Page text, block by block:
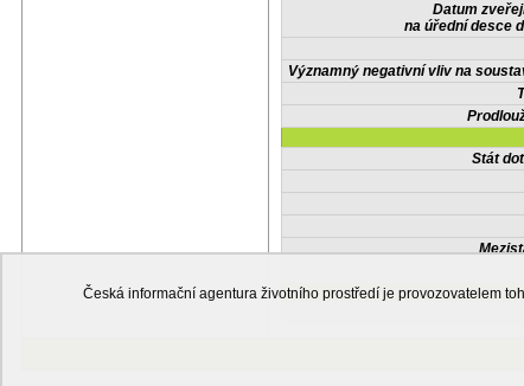
Datum
na úřední desce
Významný negativní vliv na
Stát
Česká informační agentura životního prostředí je provozovatelem